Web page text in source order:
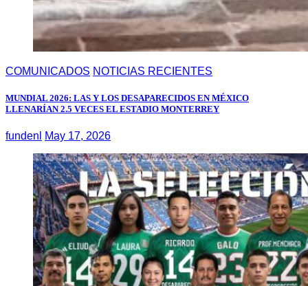
COMUNICADOS NOTICIAS RECIENTES
MUNDIAL 2026: LAS Y LOS DESAPARECIDOS EN MÉXICO
LLENARÍAN 2.5 VECES EL ESTADIO MONTERREY
fundenl May 17, 2026